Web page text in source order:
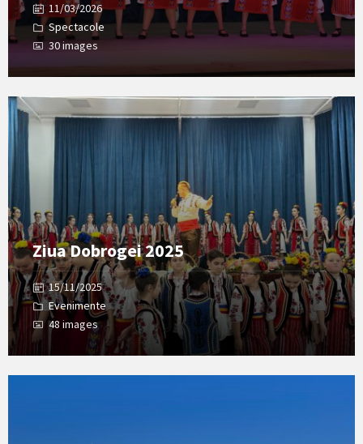
11/03/2026
Spectacole
30 images
Ziua Dobrogei 2025
15/11/2025
Evenimente
48 images
Open
Gallery